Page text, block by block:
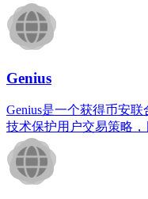
Genius
Genius是一个获得币安
技术保护用户交易策略